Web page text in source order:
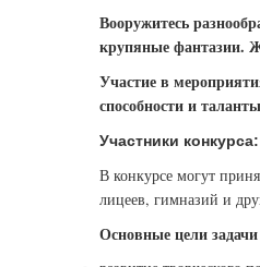
Вооружитесь
крупяные фантазии.
Участие в
способности и
Участники конкурса:
В конкурсе могут
лицеев, гимназий и
Основные цели